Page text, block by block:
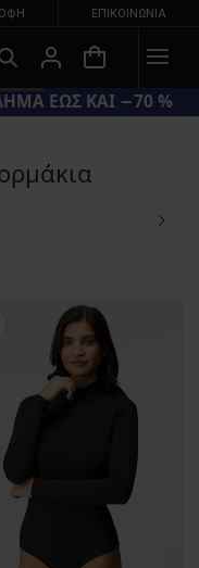
ΕΠΙΚΟΙΝΩΝΊΑ
ΕΩΣ ΚΑΙ −70 %